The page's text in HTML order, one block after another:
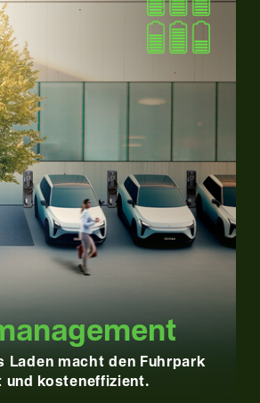
Laden macht den Fuhrpark
und kosteneffizient.